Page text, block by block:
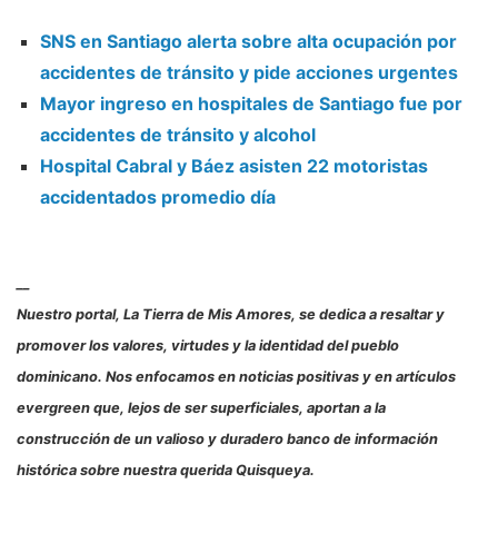
SNS en Santiago alerta sobre alta ocupación por
accidentes de tránsito y pide acciones urgentes
Mayor ingreso en hospitales de Santiago fue por
accidentes de tránsito y alcohol
Hospital Cabral y Báez asisten 22 motoristas
accidentados promedio día
Nuestro portal, La Tierra de Mis Amores, se dedica a resaltar y
promover los valores, virtudes y la identidad del pueblo
dominicano. Nos enfocamos en noticias positivas y en artículos
evergreen que, lejos de ser superficiales, aportan a la
construcción de un valioso y duradero banco de información
histórica sobre nuestra querida Quisqueya.